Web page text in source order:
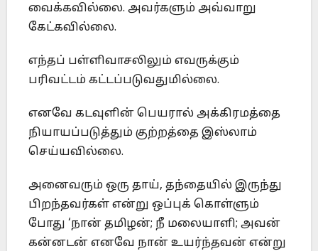
வைக்கவில்லை. அவர்களும் அவ்வாறு
கேட்கவில்லை.
எந்தப் பள்ளிவாசலிலும் எவருக்கும்
பரிவட்டம் கட்டப்படுவதுமில்லை.
எனவே கடவுளின் பெயரால் அக்கிரமத்தை
நியாயப்படுத்தும் குற்றத்தை இஸ்லாம்
செய்யவில்லை.
அனைவரும் ஒரு தாய், தந்தையில் இருந்து
பிறந்தவர்கள் என்று ஒப்புக் கொள்ளும்
போது ‘நான் தமிழன்; நீ மலையாளி; அவன்
கன்னடன் எனவே நான் உயர்ந்தவன் என்று